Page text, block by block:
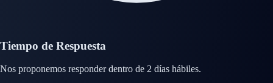
Tiempo de Respuesta
Nos proponemos responder dentro de 2 días hábiles.